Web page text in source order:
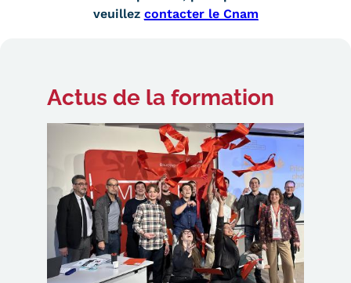
veuillez contacter le Cnam
Actus de la formation